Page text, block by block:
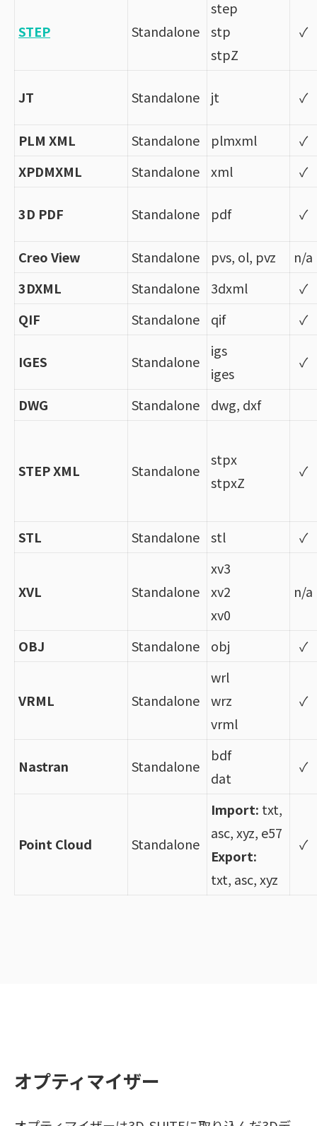
STEP Standalone
step
stp
stpZ
✓
JT Standalone jt ✓
PLM XML Standalone plmxml
✓
XPDMXML
Standalone xml ✓
3D PDF Standalone pdf ✓
Creo View Standalone pvs, ol, pvz
n/a
3DXML
Standalone 3dxml
✓
QIF
Standalone qif ✓
IGES Standalone
igs
iges
✓
DWG Standalone dwg, dxf
STEP XML Standalone
stpx
stpxZ
✓
STL Standalone stl ✓
XVL Standalone
xv3
xv2
xv0
n/a
OBJ Standalone obj ✓
VRML Standalone
wrl
wrz
vrml
✓
Nastran Standalone
bdf
dat
✓
Point Cloud Standalone
Import: txt,
asc, xyz, e57
Export:
txt, asc, xyz
✓
オプティマイザー